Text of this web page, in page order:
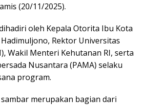
(20/11/2025).
oleh Kepala Otorita Ibu Kota
Rektor Universitas
Wakil Menteri Kehutanan RI, serta
Nusantara (PAMA) selaku
program.
merupakan bagian dari